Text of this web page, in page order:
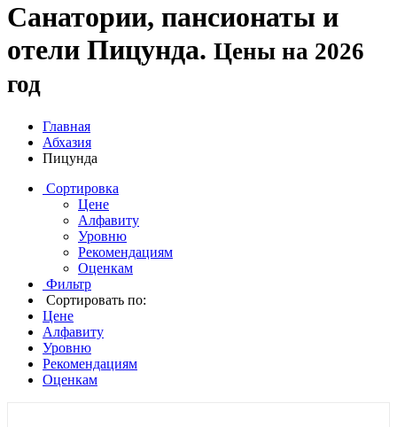
Санатории, пансионаты и
отели Пицунда. Цены на 2026
год
Главная
Абхазия
Пицунда
Сортировка
Цене
Алфавиту
Уровню
Рекомендациям
Оценкам
Фильтр
Сортировать по:
Цене
Алфавиту
Уровню
Рекомендациям
Оценкам